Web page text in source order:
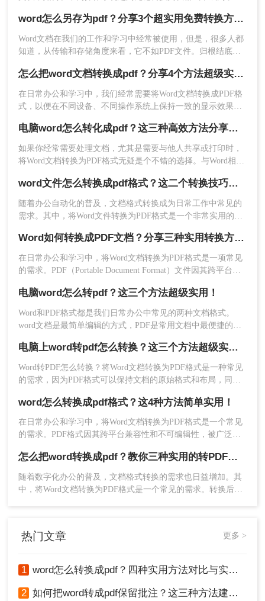
方法三：使用第三方软件
除了Word自带的转换功能和在线转换工具外，还有
许多第三方软件可以将Word文档转换为PDF格式。
这些软件通常具有更高级的功能，例如定制输出设
置、批量转换等。下面以转转大师PDF转换器操作
为例。
操作如下：
1、需要批量转换和经常需要处理格式转换的朋友，
2、选择PDF转换-其他转PDF-Word/xps转PDF，然
后添加文件上传，如果转换数量很多，那么可以选
择添加文件夹，这样就可以批量导入文件了。
3、点击开始转换，等待转换完成即可。
们需要将自己的word文档转换为PDF格式，以便于分享和保护
文章内容。在本文中，我们将详细介绍word文档怎么转换成pdf
格式，并保证文档的内容和格式不受任何损失。
word怎么另存为pdf？分享3个超实用免费转换方法！
Word文档在我们的工作和学习中经常被使用，但是，很多人都
知道，从传输和存储角度来看，它不如PDF文件。归根结底，
需要相互传送时，多数人会选择把word怎么另存为pdf。那么你
知道怎么将word转pdf？
怎么把word文档转换成pdf？分享4个方法超级实用！
在日常办公和学习中，我们经常需要将Word文档转换成PDF格
式，以便在不同设备、不同操作系统上保持一致的显示效果，
本文将介绍四种高效的方法，帮助您轻松完成Word文档到PDF
的转换。
电脑word怎么转化成pdf？这三种高效方法分享给你！
如果你经常需要处理文档，尤其是需要与他人共享或打印时，
将Word文档转换为PDF格式无疑是个不错的选择。与Word相
止他人修改你的文件。那么，你可能会问，电脑word怎么转化
成pdf呢？在本篇文章中，我将向您分享一些简单而又实用的方
法。
word文件怎么转换成pdf格式？这二个转换技巧职场人必知~
随着办公自动化的普及，文档格式转换成为日常工作中常见的
需求。其中，将Word文件转换为PDF格式是一个非常实用的操
一些实用的技巧和建议。
Word如何转换成PDF文档？分享三种实用转换方法！
在日常办公和学习中，将Word文档转换为PDF格式是一项常见
的需求。PDF（Portable Document Format）文件因其跨平台兼
存档文档的理想选择。本文将详细介绍Word如何转换成PDF文
档，包括使用Microsoft Word的内置功能、在线转换工具、专业
转换软件等多种方法。
电脑word怎么转pdf？这三个方法超级实用！
Word和PDF格式都是我们日常办公中常见的两种文档格式。
word文档是最简单编辑的方式，PDF是常用文档中最便捷的阅
打印效果，因此它们之间的格式转换也是必不可少。下面总结
了二种电脑word怎么转pdf的方法进行转换，掌握后一定对你的
办公技巧提升有帮助~
电脑上word转pdf怎么转换？这三个方法超级实用！
Word转PDF怎么转换？​将Word文档转换为PDF格式是一种常见
的需求，因为PDF格式可以保持文档的原始格式和布局，同时
上word转pdf怎么转换的方法，下面一起看看吧。
word怎么转换成pdf格式？这4种方法简单实用！
在日常办公和学习中，将Word文档转换为PDF格式是一个常见
的需求。PDF格式因其跨平台兼容性和不可编辑性，被广泛用
四种将Word转换成PDF格式的方法。
怎么把word转换成pdf？教你三种实用的转PDF方法！
随着数字化办公的普及，文档格式转换的需求也日益增加。其
中，将Word文档转换为PDF格式是一个常见的需求。转换后的
热门文章 更多 >
1 word怎么转换成pdf？四种实用方法对比与实操指南（附详细表格）！
2 如何把word转成pdf保留批注？这三种方法建议收藏！